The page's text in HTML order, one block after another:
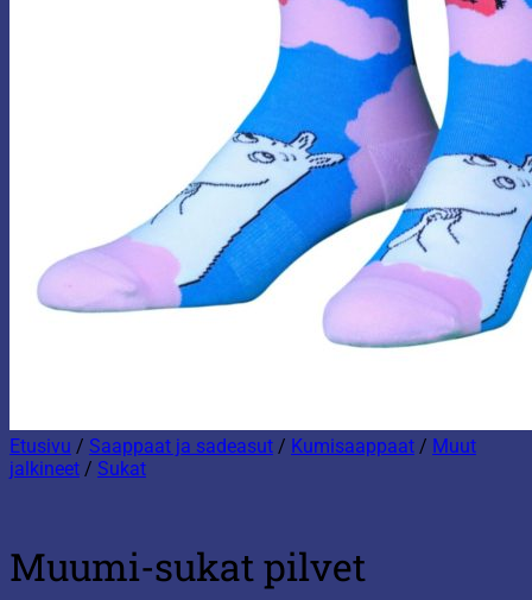
Etusivu / Saappaat ja sadeasut / Kumisaappaat / Muut
jalkineet / Sukat
Muumi-sukat pilvet